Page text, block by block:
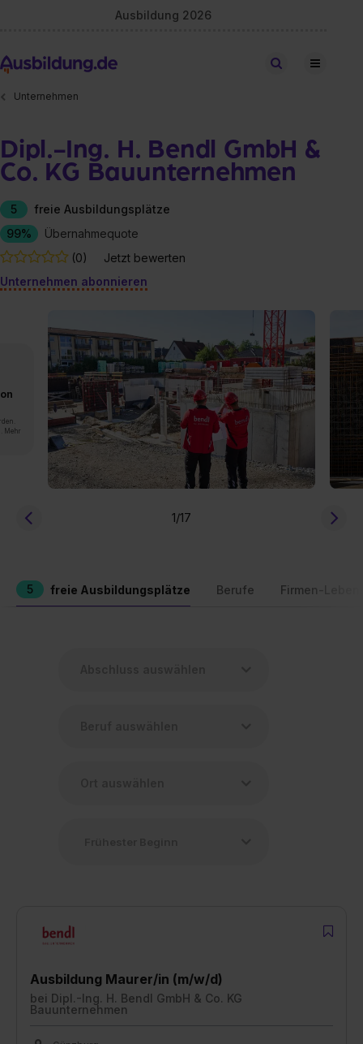
Ausbildung 2026
Stellen finden
Unternehmen
Dipl.-Ing. H. Bendl GmbH &
Co. KG Bauunternehmen
5
freie Ausbildungsplätze
99%
Übernahmequote
(0)
Jetzt bewerten
Unternehmen abonnieren
Mehr
1/17
5 freie Ausbildungsplätze Berufe Firmen-
Ausbildung Maurer/in (m/w/d)
bei Dipl.-Ing. H. Bendl GmbH & Co. KG
Bauunternehmen